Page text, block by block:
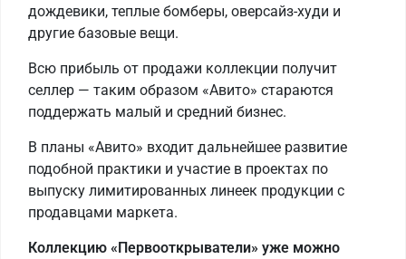
дождевики, теплые бомберы, оверсайз-худи и
другие базовые вещи.
Всю прибыль от продажи коллекции получит
селлер — таким образом «Авито» стараются
поддержать малый и средний бизнес.
В планы «Авито» входит дальнейшее развитие
подобной практики и участие в проектах по
выпуску лимитированных линеек продукции с
продавцами маркета.
Коллекцию «Первооткрыватели» уже можно